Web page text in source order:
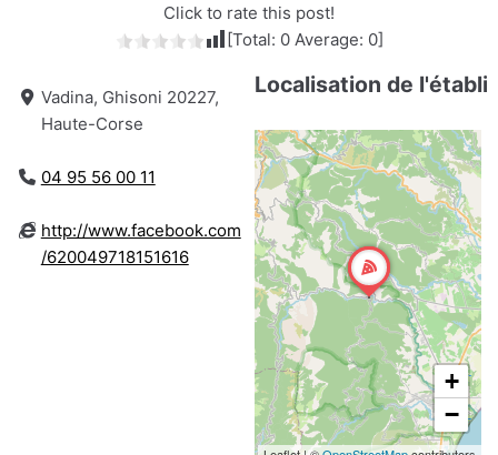
Click to rate this post!
[Total: 0Average: 0]
Vadina, Ghisoni 20227,
Haute-Corse
04 95 56 00 11
http://www.facebook.com
/620049718151616
Localisation de
+
−